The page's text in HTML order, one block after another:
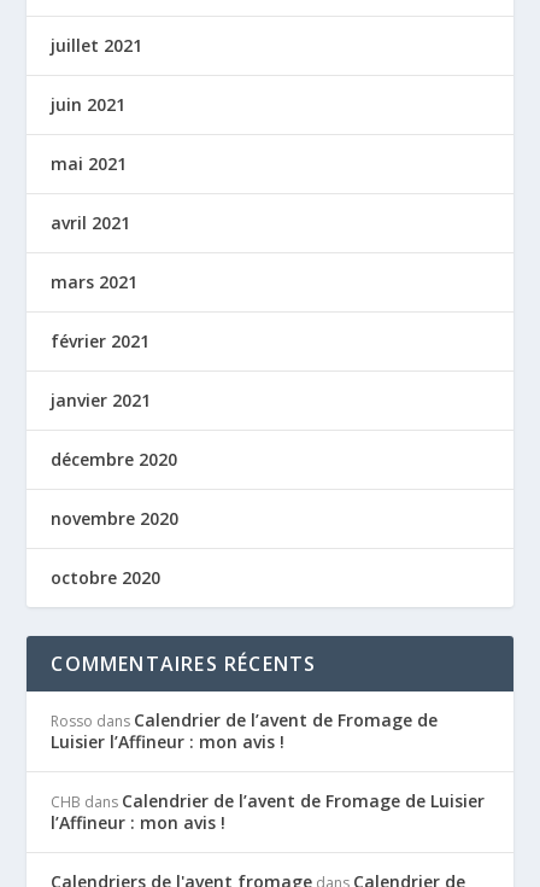
juillet 2021
juin 2021
mai 2021
avril 2021
mars 2021
février 2021
janvier 2021
décembre 2020
novembre 2020
octobre 2020
COMMENTAIRES RÉCENTS
Rosso dans Calendrier de l’avent de Fromage de
Luisier l’Affineur : mon avis !
CHB dans Calendrier de l’avent de Fromage de Luisier
l’Affineur : mon avis !
Calendriers de l'avent fromage Calendrier de